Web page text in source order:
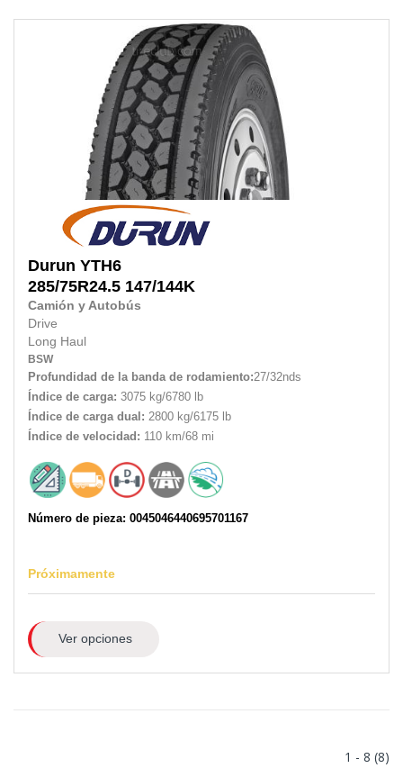
Durun YTH6
285/75R24.5 147/144K
Camión y Autobús
Drive
Long Haul
BSW
Profundidad de la banda de rodamiento:27/32nds
Índice de carga: 3075 kg/6780 lb
Índice de carga dual: 2800 kg/6175 lb
Índice de velocidad: 110 km/68 mi
Número de pieza: 0045046440695701167
Próximamente
Ver opciones
1 - 8 (8)